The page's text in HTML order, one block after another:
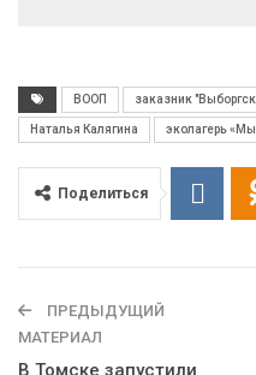
ВООП заказник
Наталья Калягина эколагерь
Поделиться
ПРЕДЫДУЩИЙ
МАТЕРИАЛ
В Томске запустили